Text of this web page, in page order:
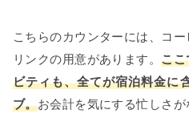
こちらのカウンターには、コ
リンクの用意があります。ここ
ビティも、全てが宿泊料金に
ブ。お会計を気にする忙しさ